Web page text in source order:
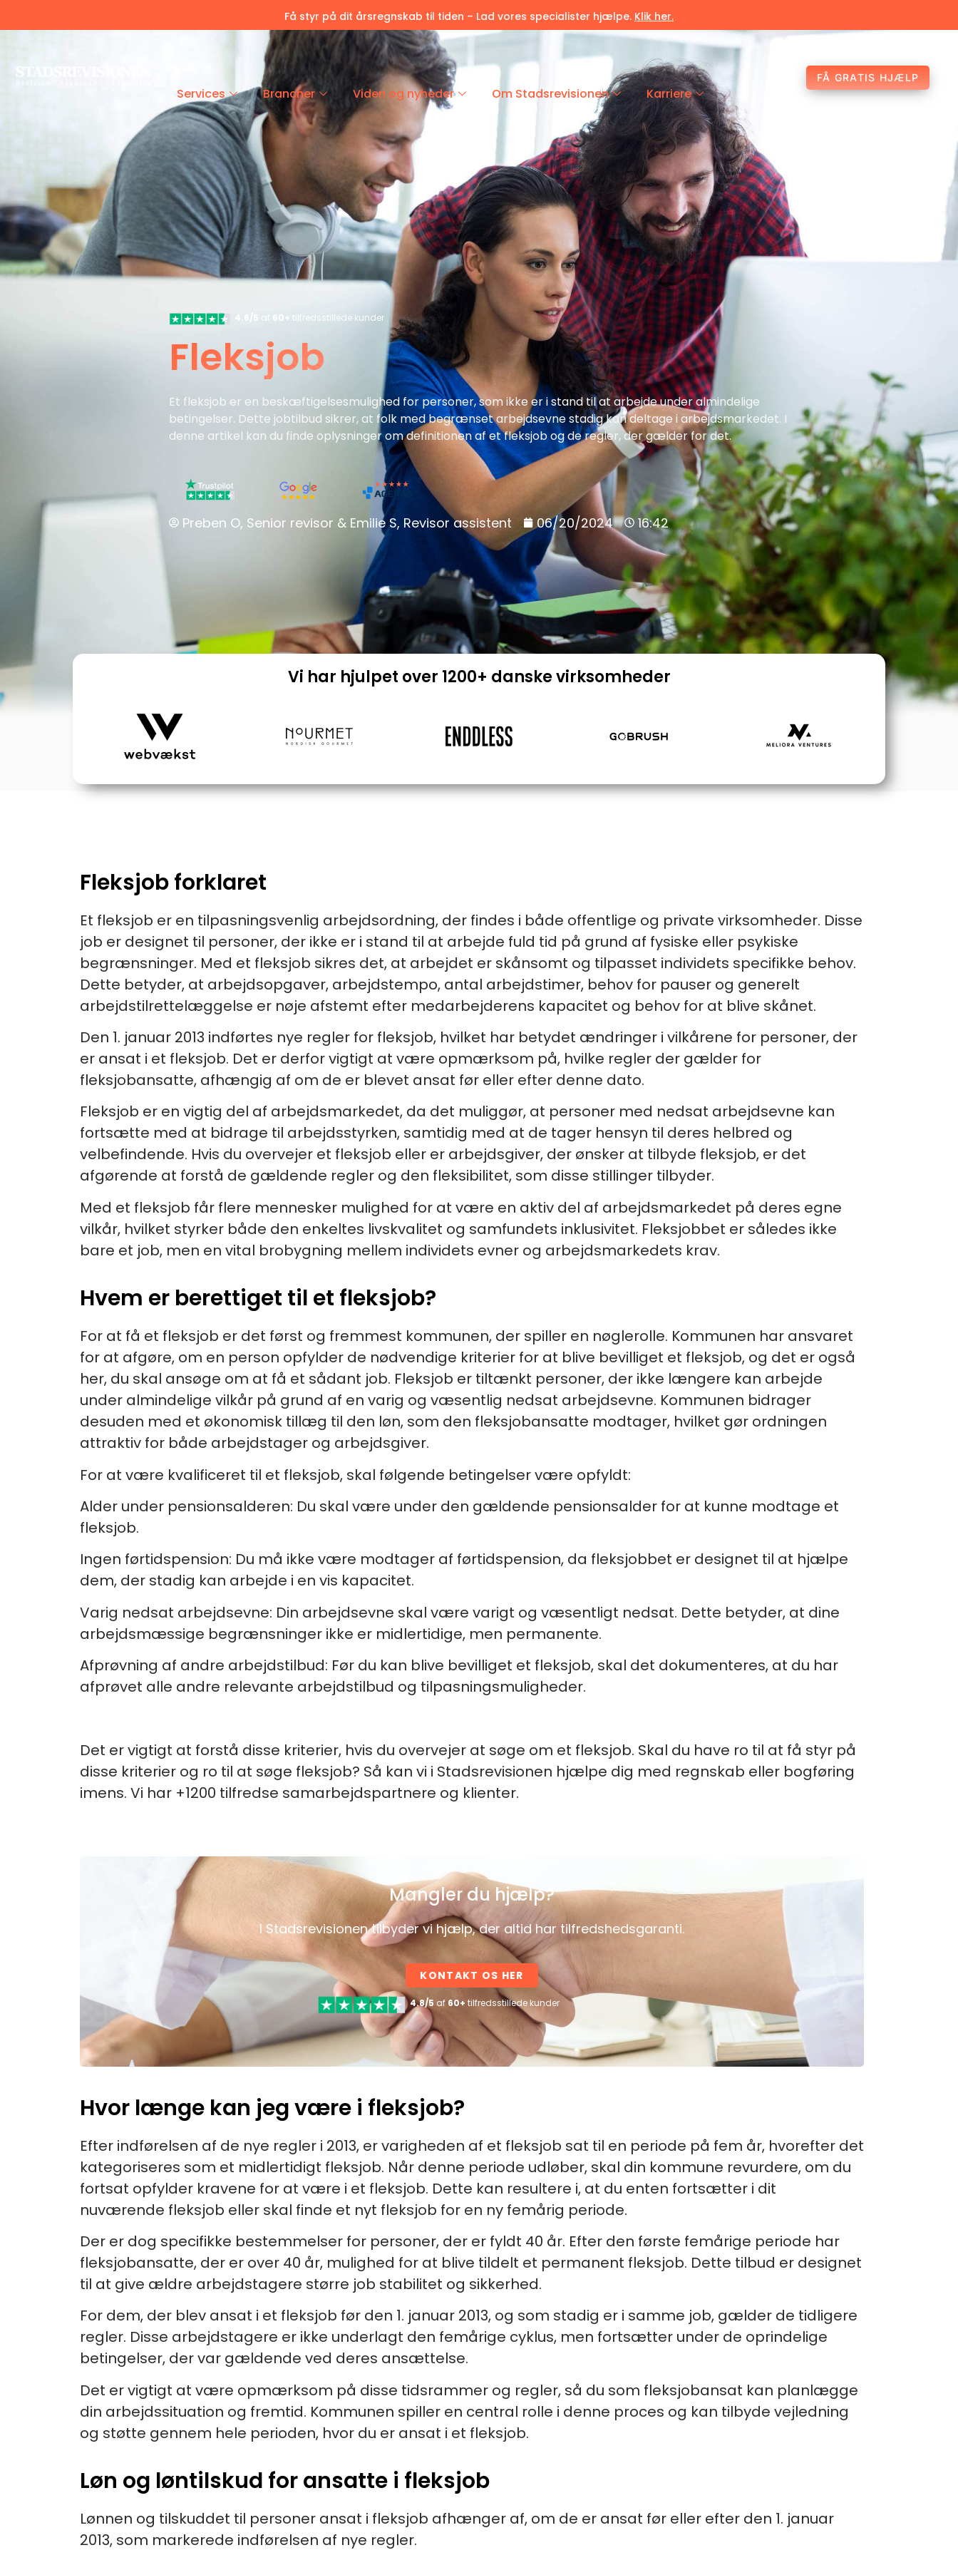
Få styr på dit årsregnskab til tiden – Lad vores specialister hjælpe. Klik her.
Services Brancher Viden og nyheder Om Stadsrevisionen Karriere
FÅ GRATIS HJÆLP
4.6/5 af 60+ tilfredsstillede kunder
Fleksjob
Et fleksjob er en beskæftigelsesmulighed for personer, som ikke er i stand til at arbejde under almindelige
betingelser. Dette jobtilbud sikrer, at folk med begrænset arbejdsevne stadig kan deltage i arbejdsmarkedet. I
denne artikel kan du finde oplysninger om definitionen af et fleksjob og de regler, der gælder for det.
Preben O, Senior revisor & Emilie S, Revisor assistent 06/20/2024 16:42
Vi har hjulpet over 1200+ danske virksomheder
Fleksjob forklaret
Et fleksjob er en tilpasningsvenlig arbejdsordning, der findes i både offentlige og private virksomheder. Disse
job er designet til personer, der ikke er i stand til at arbejde fuld tid på grund af fysiske eller psykiske
begrænsninger. Med et fleksjob sikres det, at arbejdet er skånsomt og tilpasset individets specifikke behov.
Dette betyder, at arbejdsopgaver, arbejdstempo, antal arbejdstimer, behov for pauser og generelt
arbejdstilrettelæggelse er nøje afstemt efter medarbejderens kapacitet og behov for at blive skånet.
Den 1. januar 2013 indførtes nye regler for fleksjob, hvilket har betydet ændringer i vilkårene for personer, der
er ansat i et fleksjob. Det er derfor vigtigt at være opmærksom på, hvilke regler der gælder for
fleksjobansatte, afhængig af om de er blevet ansat før eller efter denne dato.
Fleksjob er en vigtig del af arbejdsmarkedet, da det muliggør, at personer med nedsat arbejdsevne kan
fortsætte med at bidrage til arbejdsstyrken, samtidig med at de tager hensyn til deres helbred og
velbefindende. Hvis du overvejer et fleksjob eller er arbejdsgiver, der ønsker at tilbyde fleksjob, er det
afgørende at forstå de gældende regler og den fleksibilitet, som disse stillinger tilbyder.
Med et fleksjob får flere mennesker mulighed for at være en aktiv del af arbejdsmarkedet på deres egne
vilkår, hvilket styrker både den enkeltes livskvalitet og samfundets inklusivitet. Fleksjobbet er således ikke
bare et job, men en vital brobygning mellem individets evner og arbejdsmarkedets krav.
Hvem er berettiget til et fleksjob?
For at få et fleksjob er det først og fremmest kommunen, der spiller en nøglerolle. Kommunen har ansvaret
for at afgøre, om en person opfylder de nødvendige kriterier for at blive bevilliget et fleksjob, og det er også
her, du skal ansøge om at få et sådant job. Fleksjob er tiltænkt personer, der ikke længere kan arbejde
under almindelige vilkår på grund af en varig og væsentlig nedsat arbejdsevne. Kommunen bidrager
desuden med et økonomisk tillæg til den løn, som den fleksjobansatte modtager, hvilket gør ordningen
attraktiv for både arbejdstager og arbejdsgiver.
For at være kvalificeret til et fleksjob, skal følgende betingelser være opfyldt:
Alder under pensionsalderen: Du skal være under den gældende pensionsalder for at kunne modtage et
fleksjob.
Ingen førtidspension: Du må ikke være modtager af førtidspension, da fleksjobbet er designet til at hjælpe
dem, der stadig kan arbejde i en vis kapacitet.
Varig nedsat arbejdsevne: Din arbejdsevne skal være varigt og væsentligt nedsat. Dette betyder, at dine
arbejdsmæssige begrænsninger ikke er midlertidige, men permanente.
Afprøvning af andre arbejdstilbud: Før du kan blive bevilliget et fleksjob, skal det dokumenteres, at du har
afprøvet alle andre relevante arbejdstilbud og tilpasningsmuligheder.
Det er vigtigt at forstå disse kriterier, hvis du overvejer at søge om et fleksjob. Skal du have ro til at få styr på
disse kriterier og ro til at søge fleksjob? Så kan vi i Stadsrevisionen hjælpe dig med regnskab eller bogføring
imens. Vi har +1200 tilfredse samarbejdspartnere og klienter.
Mangler du hjælp?
I Stadsrevisionen tilbyder vi hjælp, der altid har tilfredshedsgaranti.
KONTAKT OS HER
4.8/5 af 60+ tilfredsstillede kunder
Hvor længe kan jeg være i fleksjob?
Efter indførelsen af de nye regler i 2013, er varigheden af et fleksjob sat til en periode på fem år, hvorefter det
kategoriseres som et midlertidigt fleksjob. Når denne periode udløber, skal din kommune revurdere, om du
fortsat opfylder kravene for at være i et fleksjob. Dette kan resultere i, at du enten fortsætter i dit
nuværende fleksjob eller skal finde et nyt fleksjob for en ny femårig periode.
Der er dog specifikke bestemmelser for personer, der er fyldt 40 år. Efter den første femårige periode har
fleksjobansatte, der er over 40 år, mulighed for at blive tildelt et permanent fleksjob. Dette tilbud er designet
til at give ældre arbejdstagere større job stabilitet og sikkerhed.
For dem, der blev ansat i et fleksjob før den 1. januar 2013, og som stadig er i samme job, gælder de tidligere
regler. Disse arbejdstagere er ikke underlagt den femårige cyklus, men fortsætter under de oprindelige
betingelser, der var gældende ved deres ansættelse.
Det er vigtigt at være opmærksom på disse tidsrammer og regler, så du som fleksjobansat kan planlægge
din arbejdssituation og fremtid. Kommunen spiller en central rolle i denne proces og kan tilbyde vejledning
og støtte gennem hele perioden, hvor du er ansat i et fleksjob.
Løn og løntilskud for ansatte i fleksjob
Lønnen og tilskuddet til personer ansat i fleksjob afhænger af, om de er ansat før eller efter den 1. januar
2013, som markerede indførelsen af nye regler.